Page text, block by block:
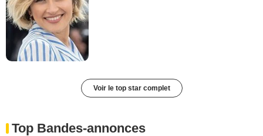
Voir le top star complet
Top Bandes-annonces